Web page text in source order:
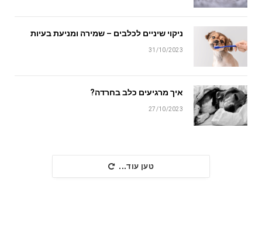
ניקוי שיניים לכלבים – שמירה ומניעת בעיות
31/10/2023
איך מרגיעים כלב בחרדה?
27/10/2023
טען עוד...